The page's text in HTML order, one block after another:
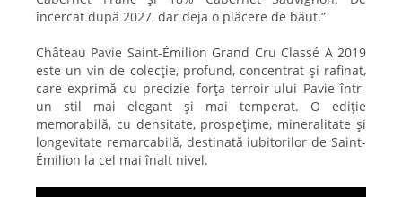
încercat după 2027, dar deja o plăcere de băut.”
Château Pavie Saint-Émilion Grand Cru Classé A 2019
este un vin de colecție, profund, concentrat și rafinat,
care exprimă cu precizie forța terroir-ului Pavie într-
un stil mai elegant și mai temperat. O ediție
memorabilă, cu densitate, prospețime, mineralitate și
longevitate remarcabilă, destinată iubitorilor de Saint-
Émilion la cel mai înalt nivel.